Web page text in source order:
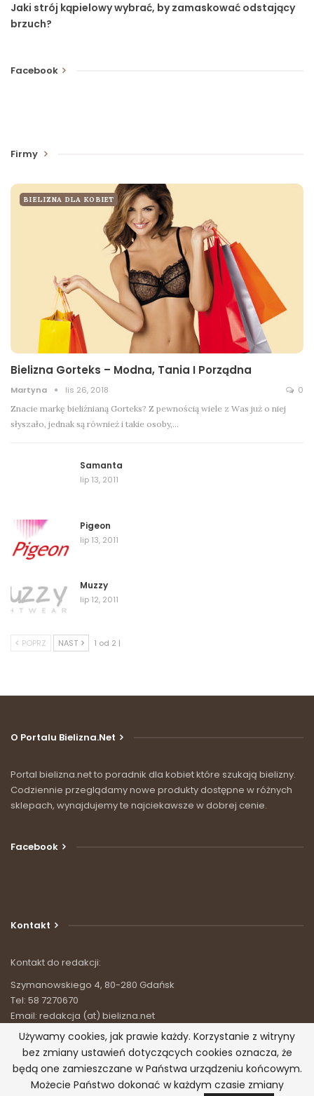
Jaki strój kąpielowy wybrać, by zamaskować odstający
brzuch?
Facebook
Firmy
BIELIZNA DLA KOBIET
Bielizna Gorteks – Modna, Tania I Porządna
Martyna lis 26, 2018 0
Znacie markę bieliźnianą Gorteks? Z pewnością wiele z Was już o niej
słyszało, jednak są również i takie osoby,…
Samanta
lip 13, 2011
Pigeon
lip 13, 2011
Muzzy
lip 12, 2011
POPRZ NAST 1 od 2 |
O Portalu Bielizna.net
Portal bielizna.net to poradnik dla kobiet które szukają bielizny.
Codziennie przeglądamy nowe produkty dostępne w różnych
sklepach, wynajdujemy te najciekawsze w dobrej cenie.
Facebook
Kontakt
Kontakt do redakcji:
Szymanowskiego 4, 80-280 Gdańsk
Tel: 58 7270670
Email: redakcja (at) bielizna.net
© 2026 - Bielizna.net - wszystko o bieliźnie. Wszystkie prawa
Używamy cookies, jak prawie każdy. Korzystanie z witryny
bez zmiany ustawień dotyczących cookies oznacza, że
będą one zamieszczane w Państwa urządzeniu końcowym.
Możecie Państwo dokonać w każdym czasie zmiany